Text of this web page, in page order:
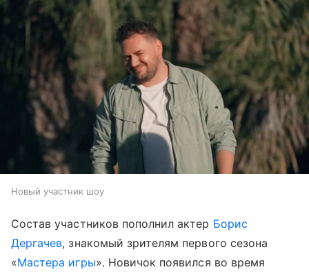
Новый участник шоу
Состав участников пополнил актер Борис
Дергачев, знакомый зрителям первого сезона
«Мастера игры». Новичок появился во время